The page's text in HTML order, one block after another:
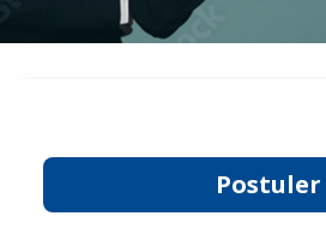
Postuler